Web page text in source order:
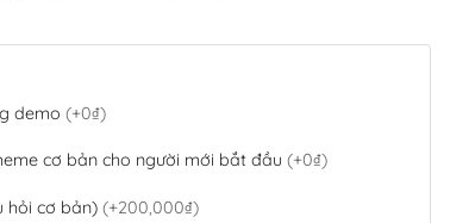
demo (+0₫)
cơ bản cho người mới bắt đầu (+0₫)
hỏi cơ bản) (+200,000₫)